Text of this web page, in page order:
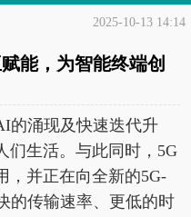
2025-10-13 14:14
能，为智能终端创
的涌现及快速迭代升
们生活。与此同时，5G
，并正在向全新的5G-
的传输速率、更低的时